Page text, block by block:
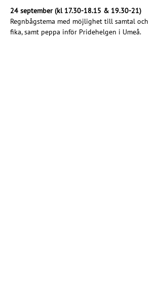
24 september (kl 17.30-18.15 & 19.30-21)
Regnbågstema med möjlighet till samtal och
fika, samt peppa inför Pridehelgen i Umeå.